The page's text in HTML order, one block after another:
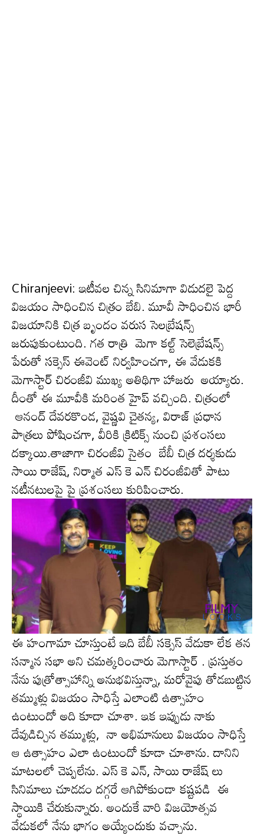
Chiranjeevi: ఇటీవ‌ల చిన్న సినిమాగా విడుద‌లై పెద్ద
విజ‌యం సాధించిన చిత్రం బేబి. మూవీ సాధించిన భారీ
విజ‌యానికి చిత్ర బృందం వ‌రుస సెల‌బ్రేష‌న్స్
జ‌రుపుకుంటుంది. గ‌త రాత్రి మెగా కల్ట్ సెలెబ్రేషన్స్
పేరుతో సక్సెస్ ఈవెంట్ నిర్వహించ‌గా, ఈ వేడుకకి
మెగాస్టార్ చిరంజీవి ముఖ్య అతిథిగా హాజరు అయ్యారు.
దీంతో ఈ మూవీకి మ‌రింత హైప్ వ‌చ్చింది. చిత్రంలో
ఆనంద్ దేవరకొండ, వైష్ణవి చైతన్య, విరాజ్ ప్రధాన
పాత్ర‌లు పోషించగా, వీరికి క్రిటిక్స్ నుంచి ప్రశంసలు
ద‌క్కాయి.తాజాగా చిరంజీవి సైతం బేబీ చిత్ర దర్శకుడు
సాయి రాజేష్, నిర్మాత ఎస్ కె ఎన్ చిరంజీవితో పాటు
న‌టీన‌టుల‌పై పై ప్రశంసలు కురిపించారు.
ఈ హంగామా చూస్తుంటే ఇది బేబీ సక్సెస్ వేడుకా లేక తన
సన్మాన సభా అని చమత్కరించారు మెగాస్టార్ . ప్ర‌స్తుతం
నేను పుత్రోత్సాహాన్ని అనుభవిస్తున్నా, మ‌రోవైపు తోడబుట్టిన
తమ్ముళ్లు విజయం సాధిస్తే ఎలాంటి ఉత్సాహం
ఉంటుందో అది కూడా చూశా. ఇక ఇప్పుడు నాకు
దేవుడిచ్చిన తమ్ముళ్లు, నా అభిమానులు విజయం సాధిస్తే
ఆ ఉత్సాహం ఎలా ఉంటుందో కూడా చూశాను. దానిని
మాట‌ల‌లో చెప్ప‌లేను. ఎస్ కె ఎన్, సాయి రాజేష్ లు
సినిమాలు చూడ‌డం ద‌గ్గ‌రే ఆగిపోకుండా క‌ష్ట‌ప‌డి ఈ
స్థాయికి చేరుకున్నారు. అందుకే వారి విజ‌యోత్స‌వ
వేడుక‌లో నేను భాగం అయ్యేందుకు వ‌చ్చాను.